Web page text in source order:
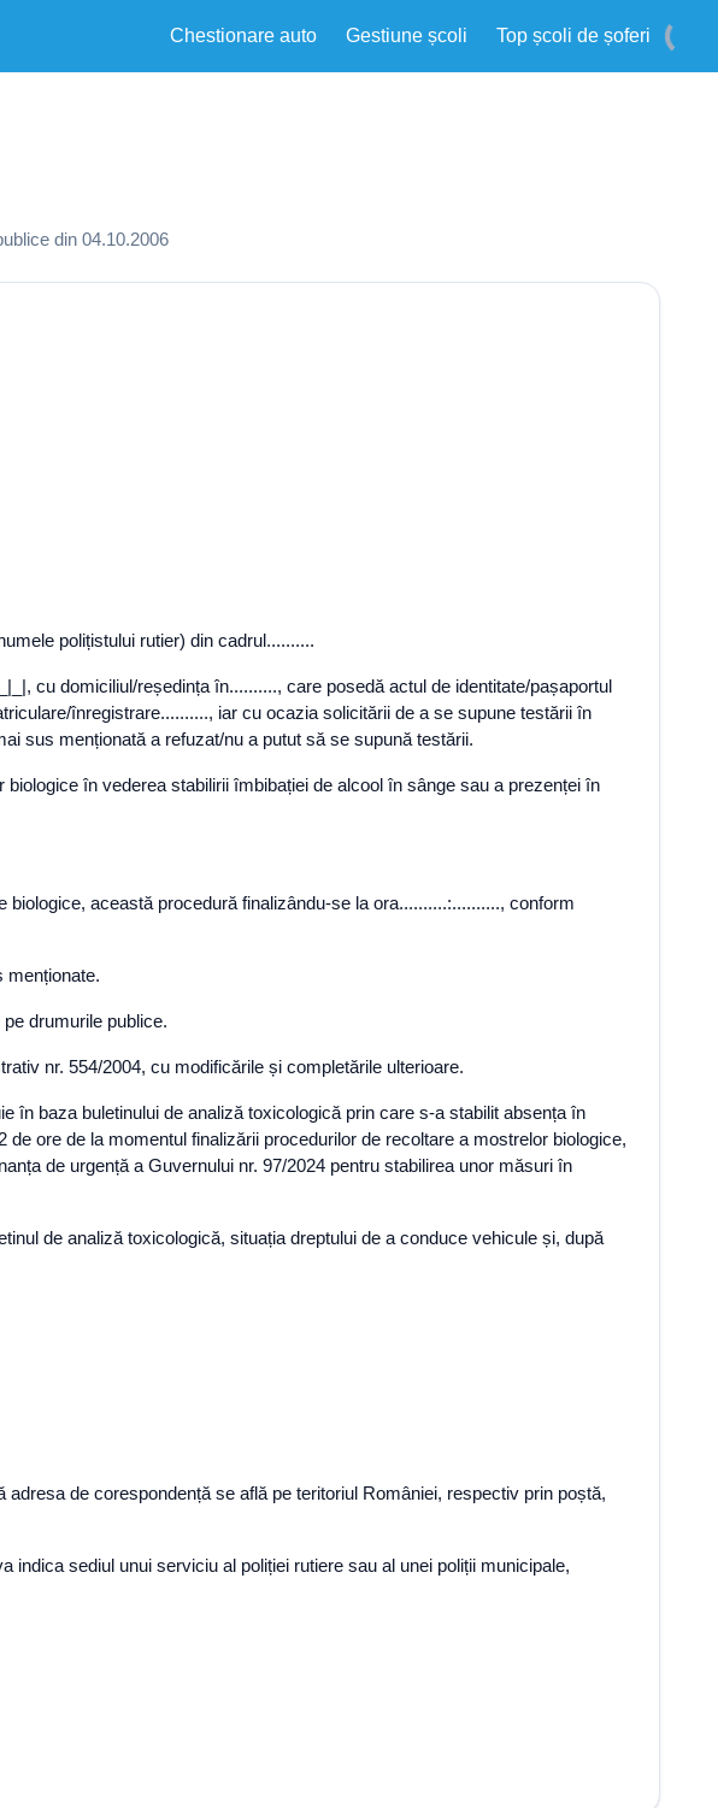
Chestionare auto Gestiune școli Top școli de șoferi
din 04.10.2006
polițistului rutier) din cadrul..........
cu domiciliul/reședința în.........., care posedă actul de identitate/pașaportul
înregistrare.........., iar cu ocazia solicitării de a se supune testării în
sus menționată a refuzat/nu a putut să se supună testării.
în vederea stabilirii îmbibației de alcool în sânge sau a prezenței în
această procedură finalizându-se la ora..........:.........., conform
menționate.
drumurile publice.
nr. 554/2004, cu modificările și completările ulterioare.
în baza buletinului de analiză toxicologică prin care s-a stabilit absența în
ore de la momentul finalizării procedurilor de recoltare a mostrelor biologice,
de urgență a Guvernului nr. 97/2024 pentru stabilirea unor măsuri în
de analiză toxicologică, situația dreptului de a conduce vehicule și, după
de corespondență se află pe teritoriul României, respectiv prin poștă,
sediul unui serviciu al poliției rutiere sau al unei poliții municipale,